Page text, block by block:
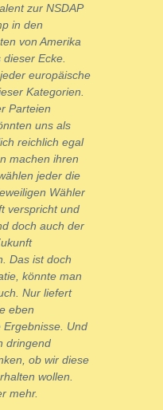
zur NSDAP
in den
von Amerika
Ecke.
europäische
Kategorien.
Parteien
uns als
reichlich egal
machen ihren
jeder die
Wähler
verspricht und
doch auch der
Das ist doch
könnte man
Nur liefert
eben
Und
dringend
ob wir diese
wollen.
mehr.